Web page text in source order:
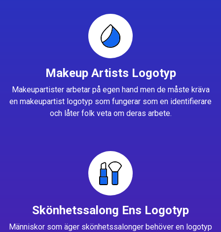
Makeup Artists Logotyp
Makeupartister arbetar på egen hand men de måste kräva
en makeupartist logotyp som fungerar som en identifierare
och låter folk veta om deras arbete.
Skönhetssalong Ens Logotyp
Människor som äger skönhetssalonger behöver en logotyp